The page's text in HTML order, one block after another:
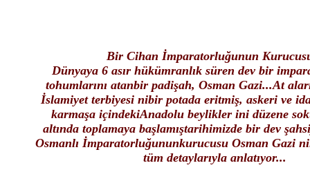
Bir Cihan İmparatorluğunun
Dünyaya 6 asır hükümranlık süren dev bir
tohumlarını atanbir padişah, Osman Gazi...At
İslamiyet terbiyesi nibir potada eritmiş, askeri ve
karmaşa içindekiAnadolu beylikler ini düzene
altında toplamaya başlamıştarihimizde bir dev
Osmanlı İmparatorluğununkurucusu Osman Gazi
tüm detaylarıyla anlatıyor...